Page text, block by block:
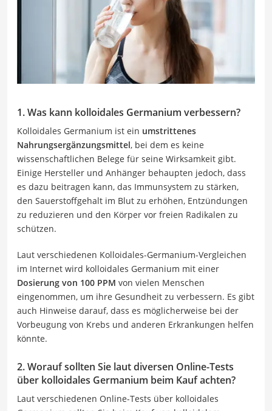
1. Was kann kolloidales Germanium verbessern?
Kolloidales Germanium ist ein umstrittenes
Nahrungsergänzungsmittel, bei dem es keine
wissenschaftlichen Belege für seine Wirksamkeit gibt.
Einige Hersteller und Anhänger behaupten jedoch, dass
es dazu beitragen kann, das Immunsystem zu stärken,
den Sauerstoffgehalt im Blut zu erhöhen, Entzündungen
zu reduzieren und den Körper vor freien Radikalen zu
schützen.
Laut verschiedenen Kolloidales-Germanium-Vergleichen
im Internet wird kolloidales Germanium mit einer
Dosierung von 100 PPM von vielen Menschen
eingenommen, um ihre Gesundheit zu verbessern. Es gibt
auch Hinweise darauf, dass es möglicherweise bei der
Vorbeugung von Krebs und anderen Erkrankungen helfen
könnte.
2. Worauf sollten Sie laut diversen Online-Tests
über kolloidales Germanium beim Kauf achten?
Laut verschiedenen Online-Tests über kolloidales